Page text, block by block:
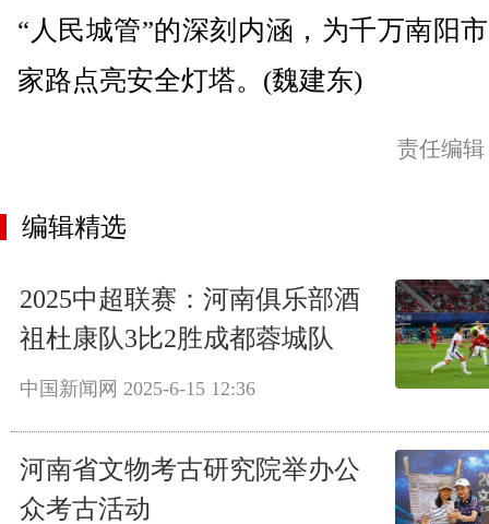
“人民城管”的深刻内涵，为千万南阳
家路点亮安全灯塔。(魏建东)
责任编
编辑精选
2025中超联赛：河南俱乐部酒
祖杜康队3比2胜成都蓉城队
中国新闻网 2025-6-15 12:36
河南省文物考古研究院举办公
众考古活动